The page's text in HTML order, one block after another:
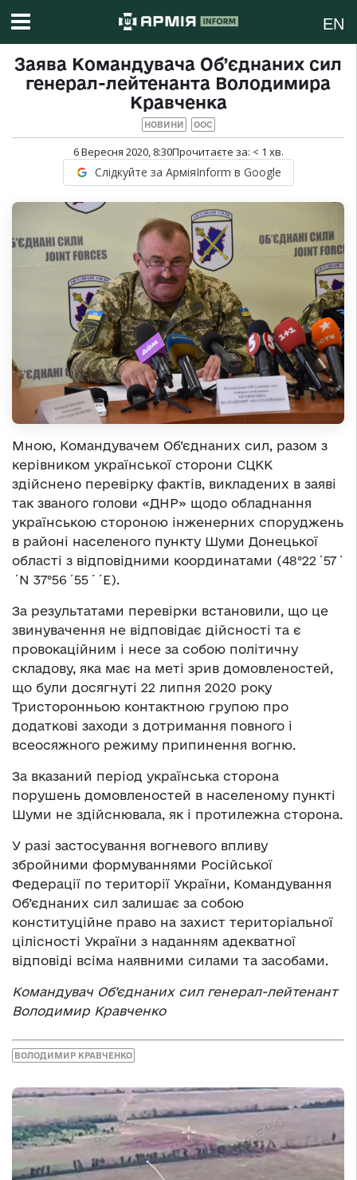
EN
Заява Командувача Об’єднаних сил
генерал-лейтенанта Володимира
Кравченка
НОВИНИ ООС
6 Вересня 2020, 8:30Прочитаєте за: < 1 хв.
Слідкуйте за АрміяInform в Google
Мною, Командувачем Об’єднаних сил, разом з
керівником української сторони СЦКК
здійснено перевірку фактів, викладених в заяві
так званого голови «ДНР» щодо обладнання
українською стороною інженерних споруджень
в районі населеного пункту Шуми Донецької
області з відповідними координатами (48°22′57′
′N 37°56′55′′E).
За результатами перевірки встановили, що це
звинувачення не відповідає дійсності та є
провокаційним і несе за собою політичну
складову, яка має на меті зрив домовленостей,
що були досягнуті 22 липня 2020 року
Тристоронньою контактною групою про
додаткові заходи з дотримання повного і
всеосяжного режиму припинення вогню.
За вказаний період українська сторона
порушень домовленостей в населеному пункті
Шуми не здійснювала, як і протилежна сторона.
У разі застосування вогневого впливу
збройними формуваннями Російської
Федерації по території України, Командування
Об’єднаних сил залишає за собою
конституційне право на захист територіальної
цілісності України з наданням адекватної
відповіді всіма наявними силами та засобами.
Командувач Об’єднаних сил генерал-лейтенант
Володимир Кравченко
ВОЛОДИМИР КРАВЧЕНКО